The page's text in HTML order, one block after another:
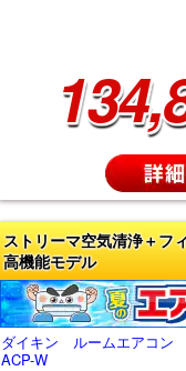
ストリーマ空気清浄＋フ
高機能モデル
ダイキン ルームエアコ
ACP-W